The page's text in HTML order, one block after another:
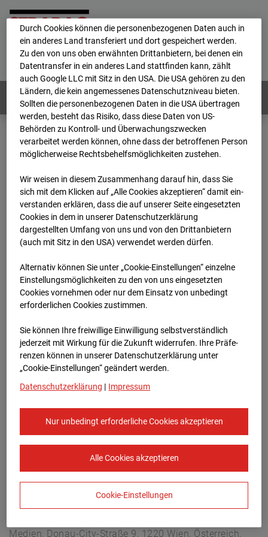
Home E-Mail Impressum
Login
Deutsch / English
Webcams: Alle Länder
Home
Österreich
BC-191 - BV-ÖBB Lastenstraße
Archiv
2026
07 08 19:00
BC-191 - BV-ÖBB
Lastenstraße
Lastenstraße 3, 5020 Salzburg
Zur Übersicht
Europe/Vienna
Medien, Donau-City-Straße 9, 1220 Wien, Österreich,
Durch Cookies können die personenbezogenen Daten auch in
ein anderes Land transferiert und dort gespeichert werden.
Zu den von uns oben erwähnten Drittanbietern, bei denen ein
Datentransfer in ein anderes Land stattfinden kann, zählt
auch Google LLC mit Sitz in den USA. Die USA gehören zu den
Ländern, die kein angemessenes Datenschutzniveau bieten.
Sollten die personenbezogenen Daten in die USA übertragen
werden, besteht das Risiko, dass diese Daten von US-
Behörden zu Kontroll- und Überwachungszwecken
verarbeitet werden können, ohne dass der betroffenen Person
möglicherweise Rechtsbehelfsmöglichkeiten zustehen.
Wir weisen in diesem Zusammenhang darauf hin, dass Sie
sich mit dem Klicken auf „Alle Cookies akzeptieren“ damit ein­
ver­standen erklären, dass die auf unserer Seite eingesetzten
Cookies in dem in unserer Datenschutzerklärung
dargestellten Umfang von uns und von den Drittanbietern
(auch mit Sitz in den USA) verwendet werden dürfen.
Alternativ können Sie unter „Cookie-Einstellungen“ einzelne
Einstellungsmöglichkeiten zu den von uns eingesetzten
Cookies vornehmen oder nur dem Einsatz von unbedingt
erforderlichen Cookies zustimmen.
Sie können Ihre freiwillige Einwilligung selbstverständlich
jederzeit mit Wirkung für die Zukunft widerrufen. Ihre Prä­fe­
renzen können in unserer Datenschutzerklärung unter
„Cookie-Einstellungen“ geändert werden.
Datenschutzerklärung | Impressum
Nur unbedingt erforderliche Cookies akzeptieren
Alle Cookies akzeptieren
Cookie-Einstellungen